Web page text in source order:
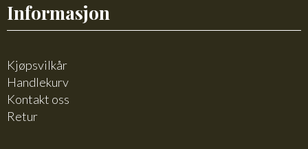
Informasjon
Kjøpsvilkår
Handlekurv
Kontakt oss
Retur